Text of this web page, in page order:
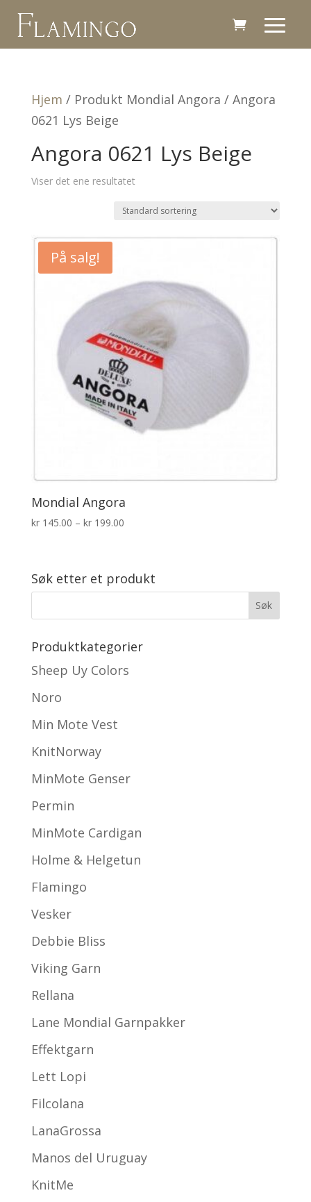
Hjem / Produkt Mondial Angora / Angora
0621 Lys Beige
Angora 0621 Lys Beige
Viser det ene resultatet
På salg!
Mondial Angora
kr145.00 – kr199.00Prisområde:
Søk etter et produkt
Produktkategorier
Sheep Uy Colors
Noro
Min Mote Vest
KnitNorway
MinMote Genser
Permin
MinMote Cardigan
Holme & Helgetun
Flamingo
Vesker
Debbie Bliss
Viking Garn
Rellana
Lane Mondial Garnpakker
Effektgarn
Lett Lopi
Filcolana
LanaGrossa
Manos del Uruguay
KnitMe